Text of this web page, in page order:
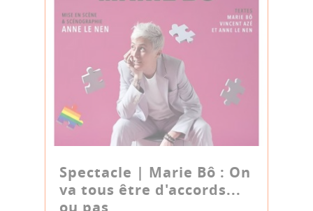
Spectacle | Marie Bô : On
va tous être d'accords...
ou pas